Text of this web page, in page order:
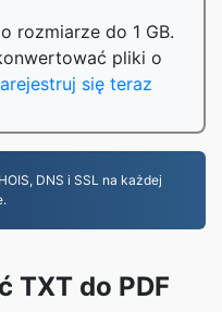
rozmiarze do 1 GB.
pliki o
się teraz
DNS i SSL na każdej
TXT do PDF